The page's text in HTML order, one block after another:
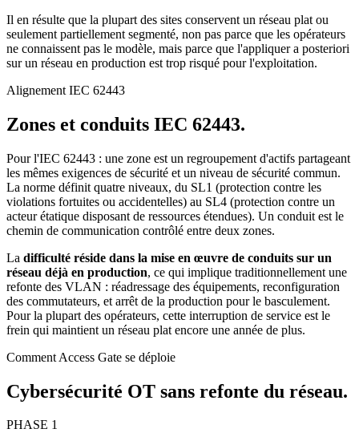
Il en résulte que la plupart des sites conservent un réseau plat ou
seulement partiellement segmenté, non pas parce que les opérateurs
ne connaissent pas le modèle, mais parce que l'appliquer a posteriori
sur un réseau en production est trop risqué pour l'exploitation.
Alignement IEC 62443
Zones et conduits IEC 62443.
Pour l'IEC 62443 : une zone est un regroupement d'actifs partageant
les mêmes exigences de sécurité et un niveau de sécurité commun.
La norme définit quatre niveaux, du SL1 (protection contre les
violations fortuites ou accidentelles) au SL4 (protection contre un
acteur étatique disposant de ressources étendues). Un conduit est le
chemin de communication contrôlé entre deux zones.
La difficulté réside dans la mise en œuvre de conduits sur un
réseau déjà en production, ce qui implique traditionnellement une
refonte des VLAN : réadressage des équipements, reconfiguration
des commutateurs, et arrêt de la production pour le basculement.
Pour la plupart des opérateurs, cette interruption de service est le
frein qui maintient un réseau plat encore une année de plus.
Comment Access Gate se déploie
Cybersécurité OT sans refonte du réseau.
PHASE 1